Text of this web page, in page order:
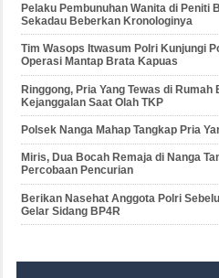
Pelaku Pembunuhan Wanita di Peniti
Sekadau Beberkan Kronologinya
Tim Wasops Itwasum Polri Kunjungi
Operasi Mantap Brata Kapuas
Ringgong, Pria Yang Tewas di Rumah
Kejanggalan Saat Olah TKP
Polsek Nanga Mahap Tangkap Pria
Miris, Dua Bocah Remaja di Nanga
Percobaan Pencurian
Berikan Nasehat Anggota Polri
Gelar Sidang BP4R